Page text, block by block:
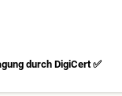
durch DigiCert ✅